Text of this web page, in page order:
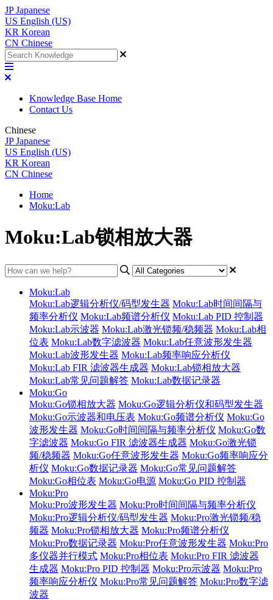
JP Japanese
US English (US)
KR Korean
CN Chinese
Knowledge Base Home
Contact Us
Chinese
JP Japanese
US English (US)
KR Korean
CN Chinese
Home
Moku:Lab
Moku:Lab锁相放大器
Moku:Lab
Moku:Lab逻辑分析仪/码型发生器 Moku:Lab时间间隔与
频率分析仪 Moku:Lab频谱分析仪 Moku:Lab PID 控制器
Moku:Lab示波器 Moku:Lab激光锁频/稳频器 Moku:Lab相
位表 Moku:Lab数字滤波器 Moku:Lab任意波形发生器
Moku:Lab波形发生器 Moku:Lab频率响应分析仪
Moku:Lab FIR 滤波器生成器 Moku:Lab锁相放大器
Moku:Lab常见问题解答 Moku:Lab数据记录器
Moku:Go
Moku:Go锁相放大器 Moku:Go逻辑分析仪和码型发生器
Moku:Go示波器和电压表 Moku:Go频谱分析仪 Moku:Go
波形发生器 Moku:Go时间间隔与频率分析仪 Moku:Go数
字滤波器 Moku:Go FIR 滤波器生成器 Moku:Go激光锁
频/稳频器 Moku:Go任意波形发生器 Moku:Go频率响应分
析仪 Moku:Go数据记录器 Moku:Go常见问题解答
Moku:Go相位表 Moku:Go电源 Moku:Go PID 控制器
Moku:Pro
Moku:Pro波形发生器 Moku:Pro时间间隔与频率分析仪
Moku:Pro逻辑分析仪/码型发生器 Moku:Pro激光锁频/稳
频器 Moku:Pro锁相放大器 Moku:Pro频谱分析仪
Moku:Pro数据记录器 Moku:Pro任意波形发生器 Moku:Pro
多仪器并行模式 Moku:Pro相位表 Moku:Pro FIR 滤波器
生成器 Moku:Pro PID 控制器 Moku:Pro示波器 Moku:Pro
频率响应分析仪 Moku:Pro常见问题解答 Moku:Pro数字滤
波器